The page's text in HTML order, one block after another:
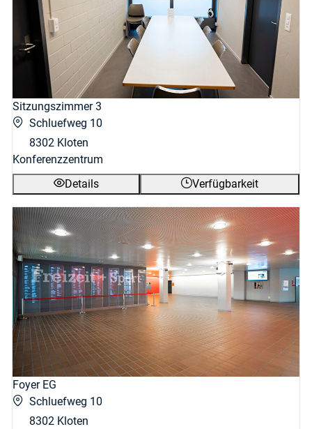
Sitzungszimmer 3
Schluefweg 10
8302 Kloten
Konferenzzentrum
Details
Verfügbarkeit
Foyer EG
Schluefweg 10
8302 Kloten